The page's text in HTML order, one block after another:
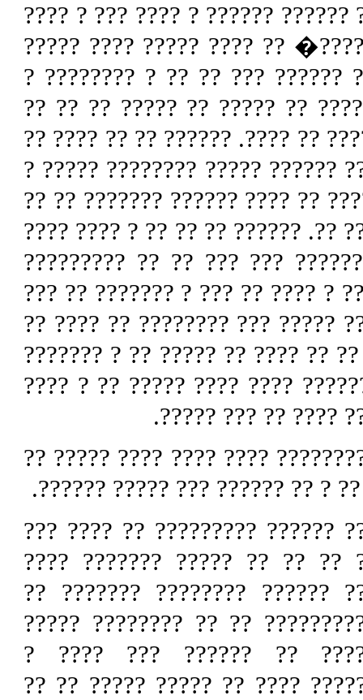
? ???? ??????? ?? ???? ?? ?
?? ???? ? ?????? �?????
????? ?? ? ?????? ?? ???????
???? ???? ????????? ?? ????
?????? ??? ??? ??? ???????
? ???? ?????? ?????? ??? ??
????? ??????? ???? ??? ?? ???
????? ??? ?? ?????? ???? ?? ??
?? ??? ???? ????????? ?
?????? ? ??????? ? ??. ??. ?? ??
? ??? ?? ????? ???? ? ??? ????
???? ?? ????? ?? ? ?????
?? ?????? ???? ???????? ??
?????? ????? ???
?? ????? ??? ???? ?? ? ??????
?? ????????? ?? ???? ?? ???
?????? ?????? ????????? ??
????? ?? ?? ?? ????? ???????
?????? ?????? ????????
??? ????????? ?? ?? ????????
?? ???? ?? ?????? ???
????????? ???? ?? ????? ?????